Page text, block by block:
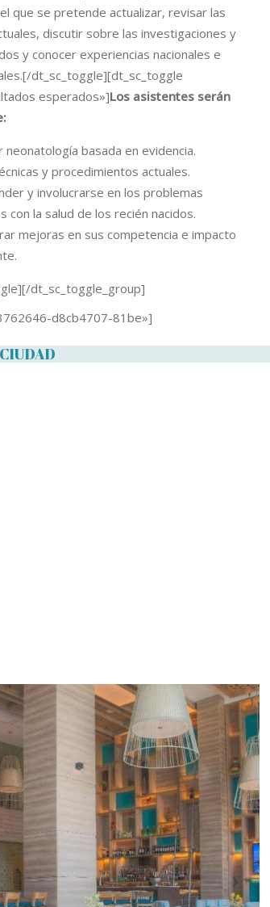
que se pretende actualizar, revisar las
discutir sobre las investigaciones y
y conocer experiencias nacionales e
dt_sc_toggle][dt_sc_toggle
esperados»]Los asistentes serán
neonatología basada en evidencia.
y procedimientos actuales.
y involucrarse en los problemas
con la salud de los recién nacidos.
mejoras en sus competencia e impacto
dt_sc_toggle_group]
d8cb4707-81be»]